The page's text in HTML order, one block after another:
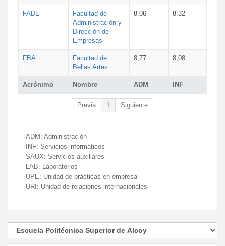
Acrónimo Nombre ADM INF
FADE
Facultad de
Administración y
Dirección de
Empresas
8,06 8,32
FBA
Facultad de
Bellas Artes
8,77 8,08
Previa 1 Siguiente
ADM: Administración
INF: Servicios informáticos
SAUX: Servicios auxiliares
LAB: Laboratorios
UPE: Unidad de prácticas en empresa
URI: Unidad de relaciones internacionales